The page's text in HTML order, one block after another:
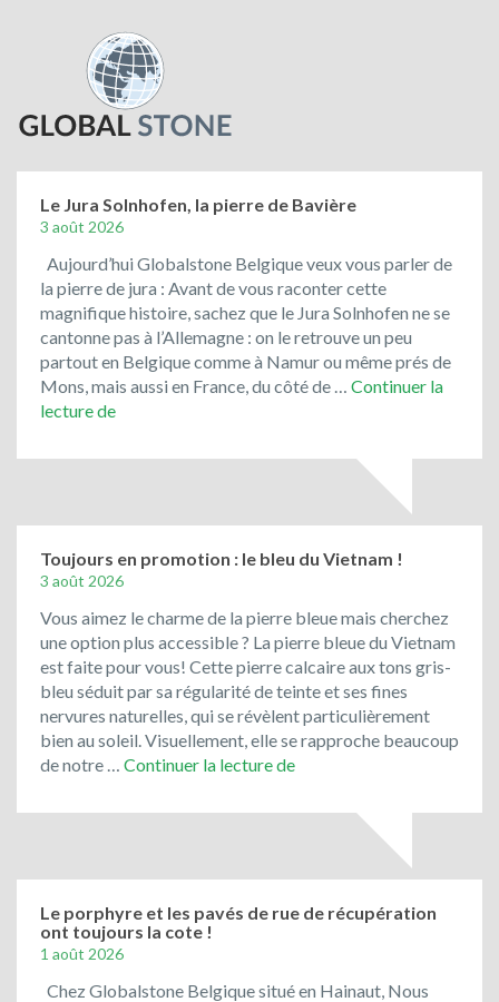
Le Jura Solnhofen, la pierre de Bavière
3 août 2026
Aujourd’hui Globalstone Belgique veux vous parler de
la pierre de jura : Avant de vous raconter cette
magnifique histoire, sachez que le Jura Solnhofen ne se
cantonne pas à l’Allemagne : on le retrouve un peu
partout en Belgique comme à Namur ou même prés de
Mons, mais aussi en France, du côté de … Continuer la
lecture deLe
Solnhofen,
de
Bavière
Toujours en promotion : le bleu du Vietnam !
3 août 2026
Vous aimez le charme de la pierre bleue mais cherchez
une option plus accessible ? La pierre bleue du Vietnam
est faite pour vous! Cette pierre calcaire aux tons gris-
bleu séduit par sa régularité de teinte et ses fines
nervures naturelles, qui se révèlent particulièrement
bien au soleil. Visuellement, elle se rapproche beaucoup
de notre … Continuer la lecture deToujours
promotion
bleu
du
Le porphyre et les pavés de rue de récupération
ont toujours la cote !
1 août 2026
Chez Globalstone Belgique situé en Hainaut, Nous